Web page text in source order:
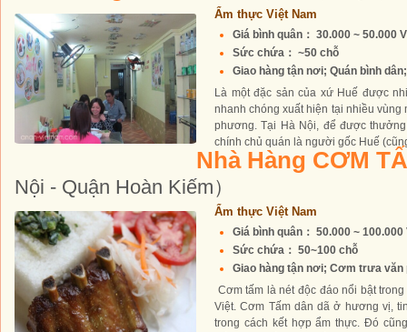
Ẩm thực Việt Nam
Giá bình quân： 30.000 ~ 50.000
Sức chứa： ~50 chỗ
Giao hàng tận nơi; Quán bình
Là một đặc sản của xứ Huế được
nhanh chóng xuất hiện tại nhiều vùng
phương. Tại Hà Nội, để được
chính chủ quán là người gốc Huế
Nhà Hàng CƠM
Nội - Quận Hoàn Kiếm）
Ẩm thực Việt Nam
Giá bình quân： 50.000 ~ 100.000
Sức chứa： 50~100 chỗ
Giao hàng tận nơi; Cơm trưa văn
Cơm tấm là nét độc đáo nổi bật
Việt. Cơm Tấm dân dã ở hương vị,
trong cách kết hợp ẩm thực. Đó